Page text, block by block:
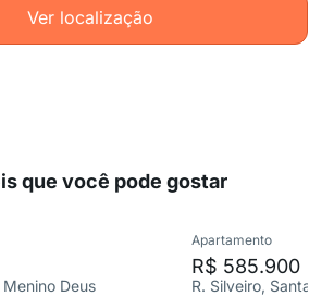
Ver localização
que você pode gostar
Deus
Apartamento
R$ 585.900
R. Silveiro, Santa